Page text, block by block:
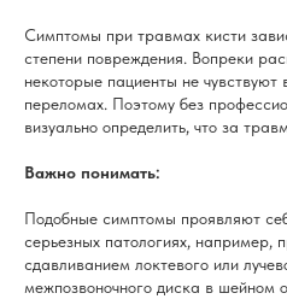
Симптомы при травмах кисти
степени повреждения. Вопреки
некоторые пациенты не
переломах. Поэтому без
визуально определить, что за
Важно понимать:
Подобные симптомы проявляют
серьезных патологиях, например,
сдавливанием локтевого или
межпозвоночного диска в шейном